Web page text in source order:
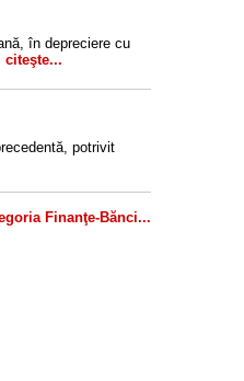
în depreciere cu
citeşte...
potrivit
Finanţe-Bănci...